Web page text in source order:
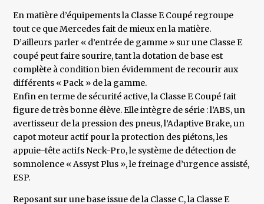
En matière d’équipements la Classe E Coupé regroupe
tout ce que Mercedes fait de mieux en la matière.
D’ailleurs parler « d’entrée de gamme » sur une Classe E
coupé peut faire sourire, tant la dotation de base est
complète à condition bien évidemment de recourir aux
différents « Pack » de la gamme.
Enfin en terme de sécurité active, la Classe E Coupé fait
figure de très bonne élève. Elle intègre de série : l’ABS, un
avertisseur de la pression des pneus, l’Adaptive Brake, un
capot moteur actif pour la protection des piétons, les
appuie-tête actifs Neck-Pro, le système de détection de
somnolence « Assyst Plus », le freinage d’urgence assisté,
ESP.
Reposant sur une base issue de la Classe C, la Classe E